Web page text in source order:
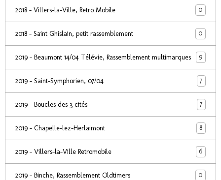
2018 - Villers-la-Ville, Retro Mobile 0
2018 - Saint Ghislain, petit rassemblement 0
2019 - Beaumont 14/04 Télévie, Rassemblement multimarques 9
2019 - Saint-Symphorien, 07/04 7
2019 - Boucles des 3 cités 7
2019 - Chapelle-lez-Herlaimont 8
2019 - Villers-la-Ville Retromobile 6
2019 - Binche, Rassemblement Oldtimers 0